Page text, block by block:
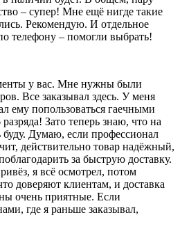
– супер! Мне ещё нигде такие
Рекомендую. И отдельное
телефону – помогли выбрать!
у вас. Мне нужны были
Все заказывал здесь. У меня
ему попользоваться гаечными
Зато теперь знаю, что на
Думаю, если профессионал
действительно товар надёжный,
за быструю доставку.
я всё осмотрел, потом
доверяют клиентам, и доставка
очень приятные. Если
где я раньше заказывал,